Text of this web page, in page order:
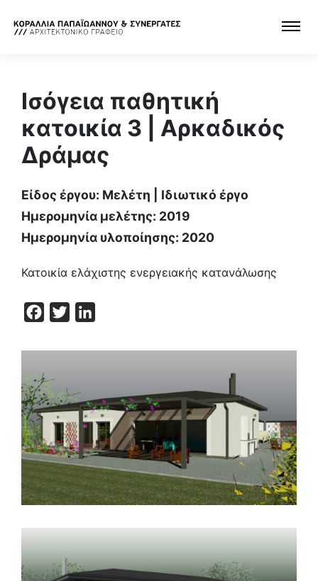
Ισόγεια παθητική
κατοικία 3 | Αρκαδικός
Δράμας
Είδος έργου: Μελέτη | Ιδιωτικό έργο
Ημερομηνία μελέτης: 2019
Ημερομηνία υλοποίησης: 2020
Κατοικία ελάχιστης ενεργειακής κατανάλωσης
Facebook
Twitter